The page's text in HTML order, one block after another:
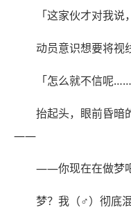
「这家伙才对我
动员意识想要将视
「怎么就不信呢
抬起头，眼前昏暗
——
——你现在在做梦
梦？我（♂）彻底混